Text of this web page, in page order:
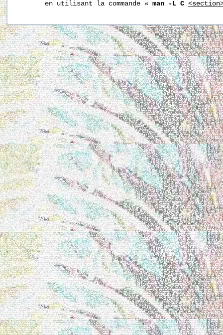
       en utilisant la commande «
man -L C